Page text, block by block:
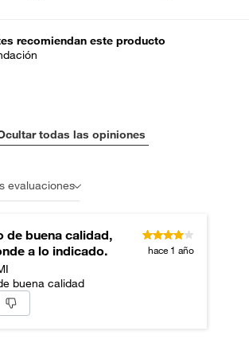
recomiendan este producto
todas las opiniones
evaluaciones
de buena calidad,
a lo indicado.
hace 1 año
buena calidad